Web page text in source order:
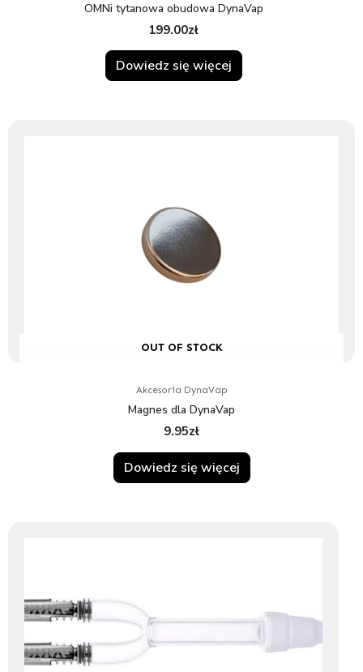
OMNi tytanowa obudowa DynaVap
199.00zł
Dowiedz się więcej
OUT OF STOCK
Akcesoria DynaVap
Magnes dla DynaVap
9.95zł
Dowiedz się więcej